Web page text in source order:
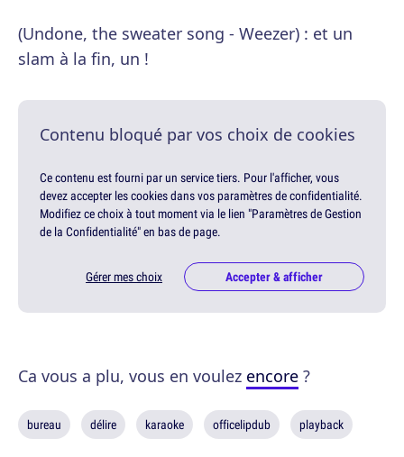
(Undone, the sweater song - Weezer) : et un
slam à la fin, un !
Contenu bloqué par vos choix de cookies
Ce contenu est fourni par un service tiers. Pour l'afficher, vous
devez accepter les cookies dans vos paramètres de confidentialité.
Modifiez ce choix à tout moment via le lien "Paramètres de Gestion
de la Confidentialité" en bas de page.
Gérer mes choix Accepter & afficher
Ca vous a plu, vous en voulez encore ?
bureau délire karaoke officelipdub playback